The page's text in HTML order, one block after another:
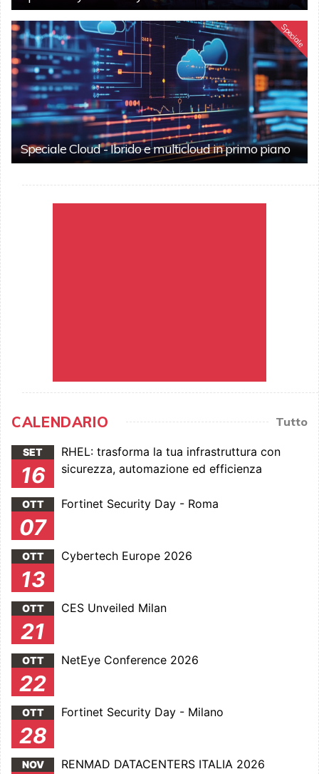
Speciale
Speciale Cloud - Ibrido e multicloud in primo piano
CALENDARIO Tutto
SET
16
RHEL: trasforma la tua infrastruttura con
sicurezza, automazione ed efficienza
OTT
07
Fortinet Security Day - Roma
OTT
13
Cybertech Europe 2026
OTT
21
CES Unveiled Milan
OTT
22
NetEye Conference 2026
OTT
28
Fortinet Security Day - Milano
NOV RENMAD DATACENTERS ITALIA 2026